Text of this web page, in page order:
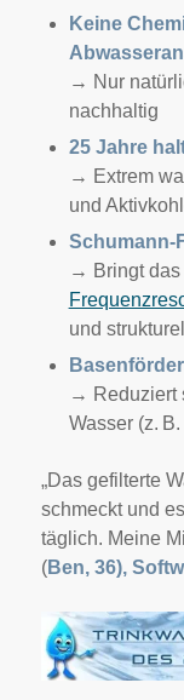
Keine
→ Nur
nachhaltig
25 Jahre
→ Extrem
und
Schumann-
→ Bringt das
und
→ Reduziert
Wasser (z.
„Das gefilterte
schmeckt und
täglich. Meine
(Ben, 36),